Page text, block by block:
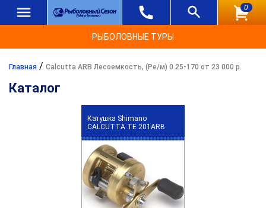
0
РЫБОЛОВНЫЕ ТУРЫ
Главная / Calcutta ARB Лесоемкость, (Ре/м) 0.25-170 от 23 000 р.
Каталог
Катушка Shimano
CALCUTTA TE 201ARB